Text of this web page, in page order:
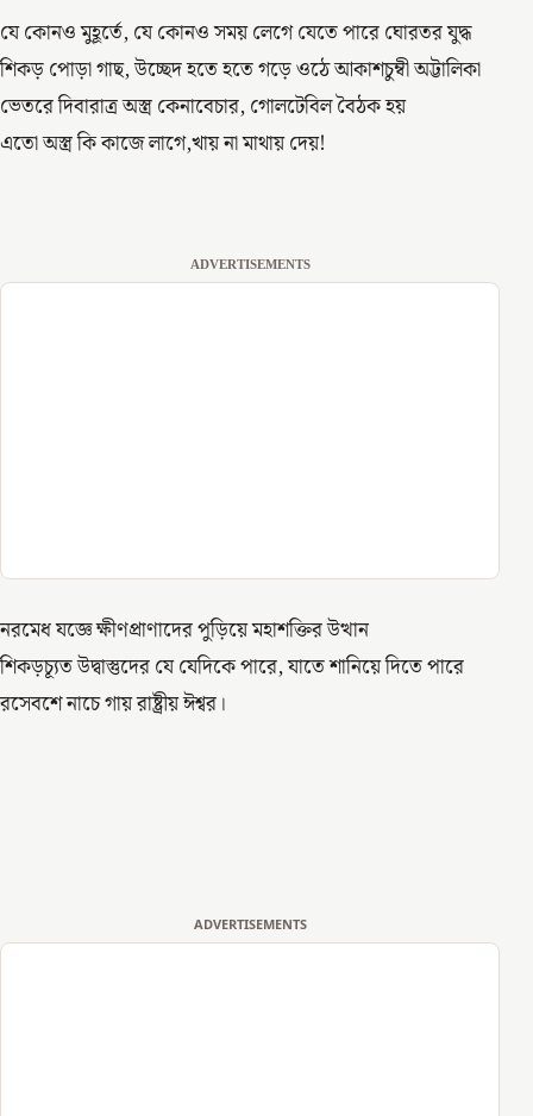
যে কোনও মুহূর্তে, যে কোনও সময় লেগে যেতে পারে ঘোরতর যুদ্ধ
শিকড় পোড়া গাছ, উচ্ছেদ হতে হতে গড়ে ওঠে আকাশচুম্বী অট্টালিকা
ভেতরে দিবারাত্র অস্ত্র কেনাবেচার, গোলটেবিল বৈঠক হয়
এতো অস্ত্র কি কাজে লাগে,খায় না মাথায় দেয়!
ADVERTISEMENTS
নরমেধ যজ্ঞে ক্ষীণপ্রাণাদের পুড়িয়ে মহাশক্তির উত্থান
শিকড়চ্যূত উদ্বাস্তুদের যে যেদিকে পারে, যাতে শানিয়ে দিতে পারে
রসেবশে নাচে গায় রাষ্ট্রীয় ঈশ্বর।
ADVERTISEMENTS